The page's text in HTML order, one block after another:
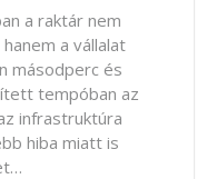
a raktár nem
a vállalat
másodperc és
tempóban az
infrastruktúra
hiba miatt is